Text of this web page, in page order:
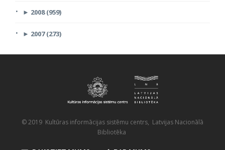
► 2008 (959)
► 2007 (273)
© 2019 Kultūras informācijas sistēmu centrs, Latvijas Nacionālā
Bibliotēka